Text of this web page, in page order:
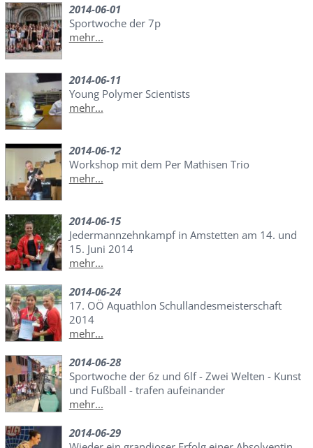
2014-06-01
Sportwoche der 7p
mehr...
2014-06-11
Young Polymer Scientists
mehr...
2014-06-12
Workshop mit dem Per Mathisen Trio
mehr...
2014-06-15
Jedermannzehnkampf in Amstetten am 14. und
15. Juni 2014
mehr...
2014-06-24
17. OÖ Aquathlon Schullandesmeisterschaft
2014
mehr...
2014-06-28
Sportwoche der 6z und 6lf - Zwei Welten - Kunst
und Fußball - trafen aufeinander
mehr...
2014-06-29